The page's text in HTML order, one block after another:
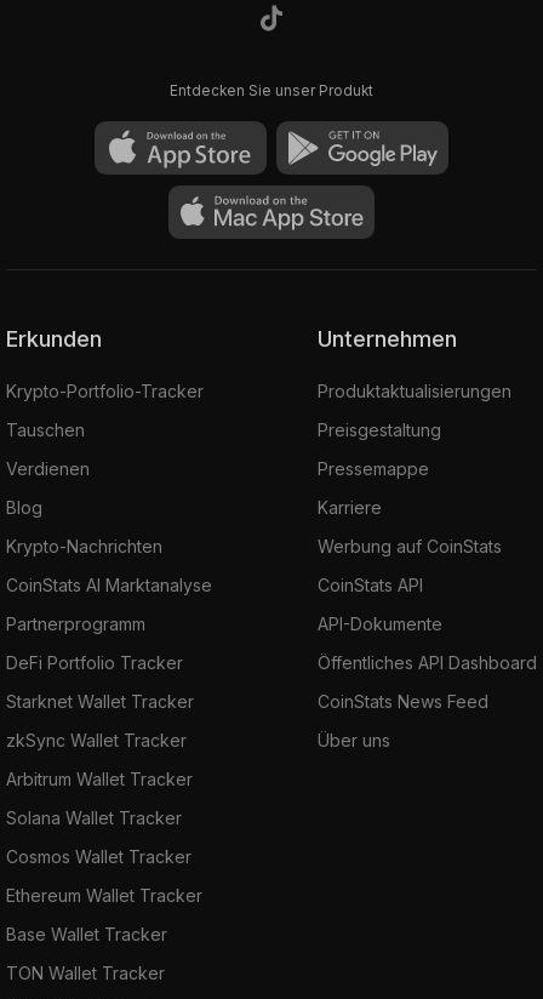
Entdecken Sie unser Produkt
Erkunden
Krypto-Portfolio-Tracker
Tauschen
Verdienen
Blog
Krypto-Nachrichten
CoinStats AI Marktanalyse
Partnerprogramm
DeFi Portfolio Tracker
Starknet Wallet Tracker
zkSync Wallet Tracker
Arbitrum Wallet Tracker
Solana Wallet Tracker
Cosmos Wallet Tracker
Ethereum Wallet Tracker
Base Wallet Tracker
TON Wallet Tracker
Unternehmen
Produktaktualisierungen
Preisgestaltung
Pressemappe
Karriere
Werbung auf CoinStats
CoinStats API
API-Dokumente
Öffentliches API Dashboard
CoinStats News Feed
Über uns